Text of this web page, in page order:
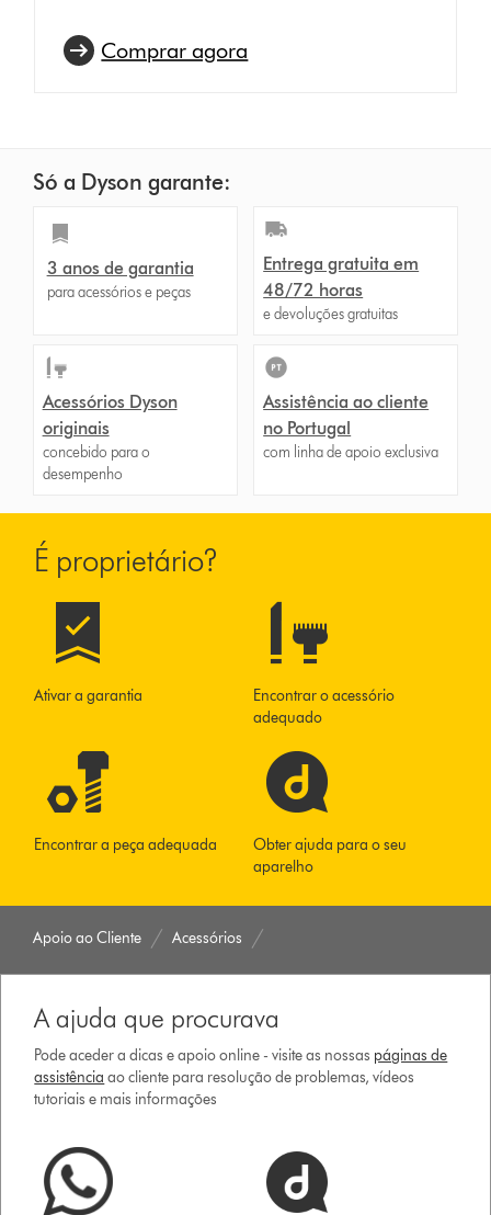
Comprar agora
Só a Dyson garante:
3 anos de garantia
para acessórios e peças
Entrega gratuita em
48/72 horas
e devoluções gratuitas
Acessórios Dyson
originais
concebido para o
desempenho
Assistência ao cliente
no Portugal
com linha de apoio exclusiva
É proprietário?
Ativar a garantia
Encontrar o acessório
adequado
Encontrar a peça adequada
Obter ajuda para o seu
aparelho
Apoio ao Cliente Acessórios
A ajuda que procurava
Pode aceder a dicas e apoio online - visite as nossas páginas de
assistência ao cliente para resolução de problemas, vídeos
tutoriais e mais informações